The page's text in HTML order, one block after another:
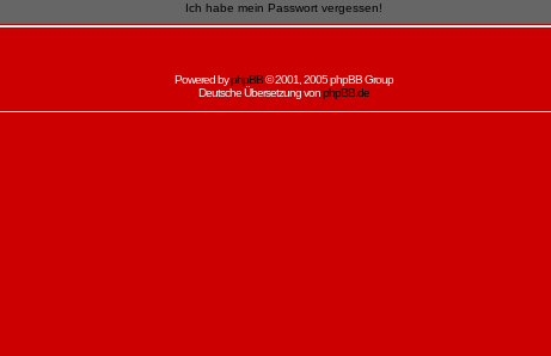
Ich habe mein Passwort vergessen!
Powered byphpBB© 2001, 2005 phpBB Group
Deutsche Übersetzung vonphpBB.de